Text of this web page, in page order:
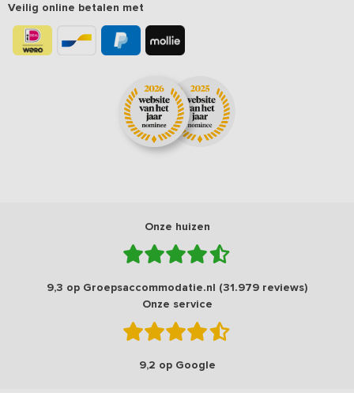
Veilig online betalen met
Onze huizen
9,3 op Groepsaccommodatie.nl (31.979 reviews)
Onze service
9,2 op Google